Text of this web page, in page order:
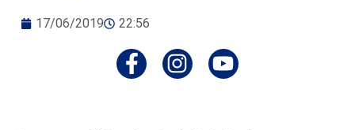
17/06/2019 22:56